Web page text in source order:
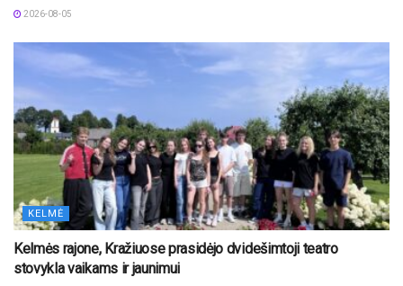
2026-08-05
KELMĖ
Kelmės rajone, Kražiuose prasidėjo dvidešimtoji teatro
stovykla vaikams ir jaunimui